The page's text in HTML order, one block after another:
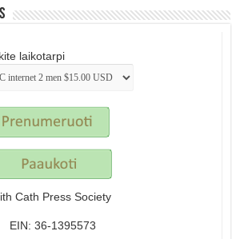
laikotarpi
Cath Press Society
EIN: 36-1395573